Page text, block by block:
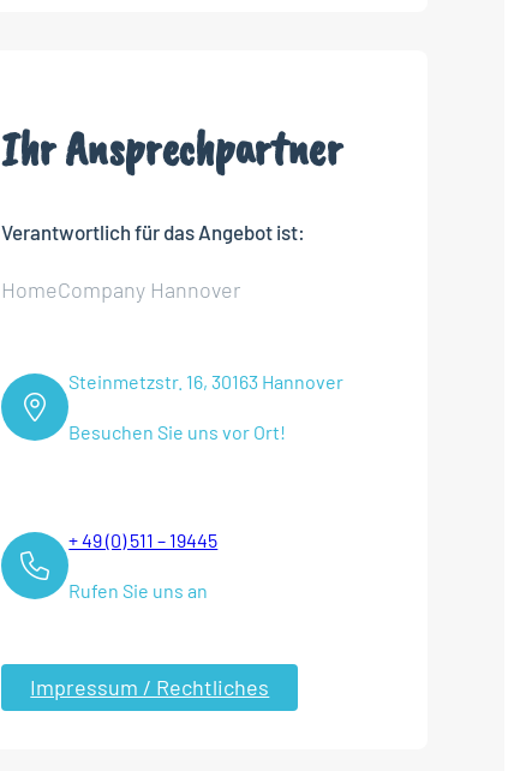
Ihr Ansprechpartner
Verantwortlich für das Angebot ist:
HomeCompany Hannover
Steinmetzstr. 16, 30163 Hannover
Besuchen Sie uns vor Ort!
+ 49 (0) 511 – 19445
Rufen Sie uns an
Impressum / Rechtliches